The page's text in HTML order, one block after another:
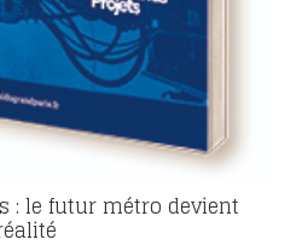
: le futur métro devient